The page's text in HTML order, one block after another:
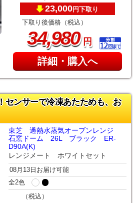
23,000円下取り
下取り後価格（税込）
34,980円
詳細・購入へ
センサーで冷凍あたためも、お
東芝 過熱水蒸気オーブンレンジ
石窯ドーム 26L ブラック ER-
D90A(K)
レンジメート ホワイトセット
08月13日お届け可能
全2色
（税込）